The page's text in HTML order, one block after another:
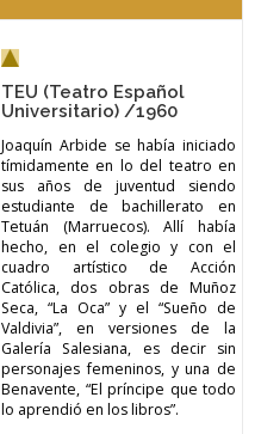
TEU (Teatro Español
Universitario) /1960
Joaquín Arbide se había iniciado
tímidamente en lo del teatro en
sus años de juventud siendo
estudiante de bachillerato en
Tetuán (Marruecos). Allí había
hecho, en el colegio y con el
cuadro artístico de Acción
Católica, dos obras de Muñoz
Seca, “La Oca” y el “Sueño de
Valdivia”, en versiones de la
Galería Salesiana, es decir sin
personajes femeninos, y una de
Benavente, “El príncipe que todo
lo aprendió en los libros”.